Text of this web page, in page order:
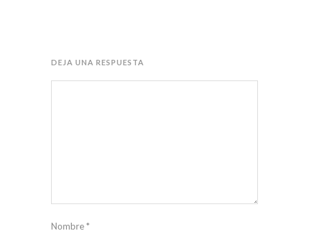
DEJA UNA RESPUESTA
Nombre*